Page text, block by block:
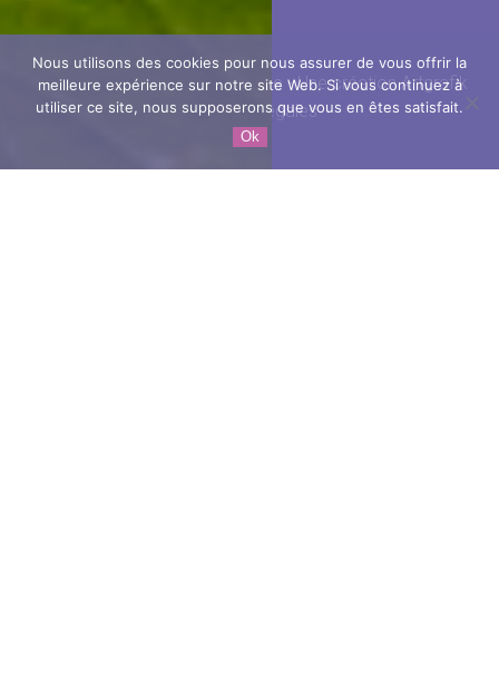
Copyright © 2026 La Belle Étoile - Une création Artgrafik
Mentions légales
Nous utilisons des cookies pour nous assurer de vous offrir la
meilleure expérience sur notre site Web. Si vous continuez à
utiliser ce site, nous supposerons que vous en êtes satisfait.
Ok